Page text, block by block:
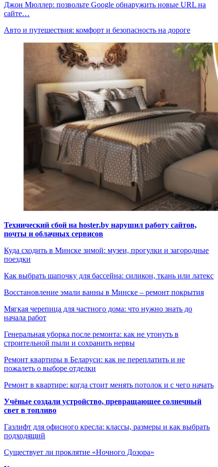
Джон Мюллер: позвольте Google обнаружить новые URL на
сайте…
Авто и путешествия: комфорт и безопасность на дороге
Технический сбой на hoster.by нарушил работу сайтов,
почты и облачных сервисов
Куда сходить в Минске зимой: музеи, прогулки и загородные
поездки
Как выбрать шапочку для бассейна: силикон, ткань или латекс
Восстановление эмали ванны в Минске – ремонт покрытия
Мягкая черепица для частного дома: что нужно знать до
начала работ
Генеральная уборка после ремонта: как не утонуть в
строительной пыли и сохранить нервы
Ремонт квартиры в Беларуси: как не переплатить и не
пожалеть о выборе отделки
Ремонт в квартире: когда стоит менять потолок и с чего начать
Учёные создали устройство, превращающее солнечный
свет в топливо
Газлифт для офисного кресла: классы, размеры и как выбрать
подходящий
Существует ли проклятие «Ночного Дозора»